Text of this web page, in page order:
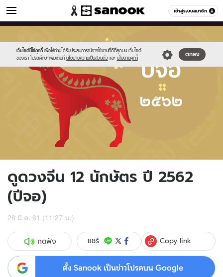
เข้าสู่ระบบสมาชิก
ดูดวง หมวดอื่นๆ
เว็บไซต์นี้ใช้คุกกี้ เพื่อให้ท่านได้รับประสบการณ์การใช้งานที่ดีที่สุดบน เว็บไซต์
ของเรา โปรดศึกษาเพิ่มเติมที่ นโยบายความเป็นส่วนตัว และ นโยบายคุกกี้
ตกลง
new-
sanook.png
ดูดวงจีน 12 นักษัตร ปี 2562
(ปีจอ)
28 มี.ค. 61 (11:27 น.)
กดฟัง แชร์ Copy link
ตั้ง Sanook เป็นข่าวโปรดบน Google